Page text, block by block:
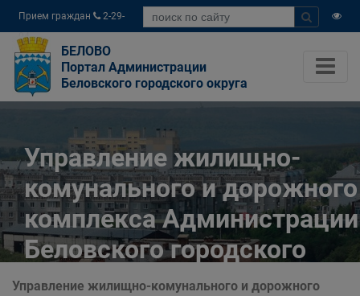
Прием граждан
2-29-
04
БЕЛОВО
Портал Администрации
Беловского городского округа
Управление жилищно-
комунального и дорожного
комплекса Администрации
Беловского городского
округа
Управление жилищно-комунального и дорожного